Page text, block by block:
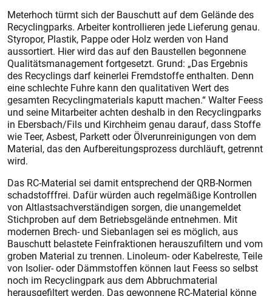
Meterhoch türmt sich der Bauschutt auf dem Gelände des
Recyclingparks. Arbeiter kontrollieren jede Lieferung genau.
Styropor, Plastik, Pappe oder Holz werden von Hand
aussortiert. Hier wird das auf den Baustellen begonnene
Qualitätsmanagement fortgesetzt. Grund: „Das Ergebnis
des Recyclings darf keinerlei Fremdstoffe enthalten. Denn
eine schlechte Fuhre kann den qualitativen Wert des
gesamten Recyclingmaterials kaputt machen.“ Walter Feess
und seine Mitarbeiter achten deshalb in den Recyclingparks
in Ebersbach/Fils und Kirchheim genau darauf, dass Stoffe
wie Teer, Asbest, Parkett oder Ölverunreinigungen von dem
Material, das den Aufbereitungsprozess durchläuft, getrennt
wird.
Das RC-Material sei damit entsprechend der QRB-Normen
schadstofffrei. Dafür würden auch regelmäßige Kontrollen
von Altlastsachverständigen sorgen, die unangemeldet
Stichproben auf dem Betriebsgelände entnehmen. Mit
modernen Brech- und Siebanlagen sei es möglich, aus
Bauschutt belastete Feinfraktionen herauszufiltern und vom
groben Material zu trennen. Linoleum- oder Kabelreste, Teile
von Isolier- oder Dämmstoffen können laut Feess so selbst
noch im Recyclingpark aus dem Abbruchmaterial
herausgefiltert werden. Das gewonnene RC-Material könne